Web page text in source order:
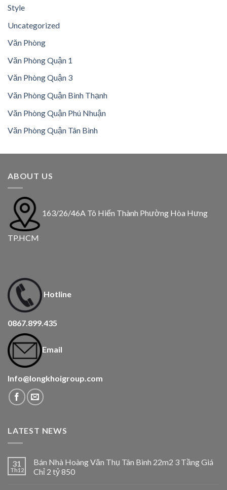
Style
Uncategorized
Văn Phòng
Văn Phòng Quận 1
Văn Phòng Quận 3
Văn Phòng Quận Bình Thạnh
Văn Phòng Quận Phú Nhuận
Văn Phòng Quận Tân Bình
ABOUT US
163/26/46A Tô Hiến Thành Phường Hòa Hưng
TP.HCM
Hotline
0867.899.435
Email
Info@longkhoigroup.com
LATEST NEWS
31
Th12
Bán Nhà Hoàng Văn Thụ Tân Bình 22m2 3 Tầng Giá
Chỉ 2 tỷ 850